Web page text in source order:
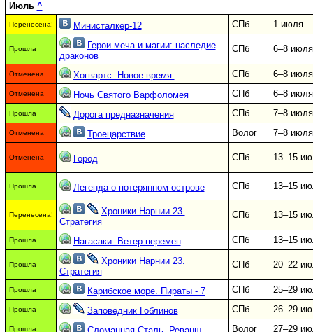
Июль ^
Перенесена! Министалкер-12 СПб 1 июля
Прошла
Герои меча и магии: наследие
драконов
СПб 6–8 июля
Отменена Хогвартс: Новое время. СПб 6–8 июля
Отменена Ночь Святого Варфоломея СПб 6–8 июля
Прошла Дорога предназначения СПб 7–8 июля
Отменена Троецарствие Волог 7–8 июля
Отменена Город СПб 13–15
Прошла Легенда о потерянном острове СПб 13–15
Перенесена!
Хроники Нарнии 23.
Стратегия
СПб 13–15
Прошла Нагасаки. Ветер перемен СПб 13–15
Прошла
Хроники Нарнии 23.
Стратегия
СПб 20–22
Прошла Карибское море. Пираты - 7 СПб 25–29
Прошла Заповедник Гоблинов СПб 26–29
Прошла Волог 27–29